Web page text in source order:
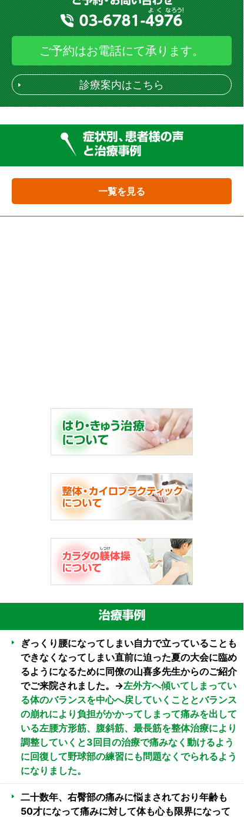
ご予約はお電話にて承ります。
診療案内はこちら
一覧を見る
ぎっくり腰になってしまい自力で立っていることも
できなくなってしまい直前に迫った夏の大会に臨め
るようになるために同僚の山喜多先生からのご紹介
でご来院されました。→左外方へ傾いてしまってい
る体のバランスを中心へ戻していくこととバランス
の崩れにより負担がかかってしまって痛みを出して
いる左腰方形筋、腹斜筋、最長筋を整体治療により
調整していくと3回目の治療で痛みなく動けるよう
に回復して野球部の練習にも問題なくでられるよう
になりました。
二十数年、右臀部の痛みに悩まされており年齢も
50才になって痛みに対して体も心も限界になって